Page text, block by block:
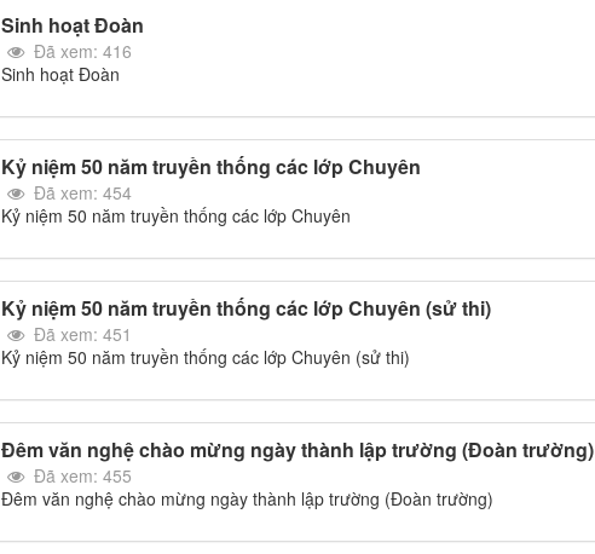
Sinh hoạt Đoàn
Đã xem: 416
Sinh hoạt Đoàn
Kỷ niệm 50 năm truyền thống các lớp Chuyên
Đã xem: 454
Kỷ niệm 50 năm truyền thống các lớp Chuyên
Kỷ niệm 50 năm truyền thống các lớp Chuyên (sử thi)
Đã xem: 451
Kỷ niệm 50 năm truyền thống các lớp Chuyên (sử thi)
Đêm văn nghệ chào mừng ngày thành lập trường (Đoàn trường)
Đã xem: 455
Đêm văn nghệ chào mừng ngày thành lập trường (Đoàn trường)